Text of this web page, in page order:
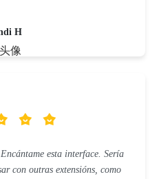
H
esta interface. Sería
con outras extensións, como